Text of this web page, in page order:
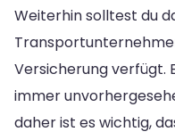
Weiterhin solltest du
Versicherung verfügt.
immer
daher ist es wichtig,